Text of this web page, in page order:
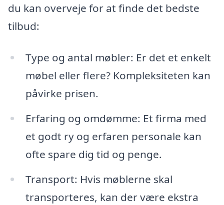
du kan overveje for at finde det bedste
tilbud:
Type og antal møbler: Er det et enkelt
møbel eller flere? Kompleksiteten kan
påvirke prisen.
Erfaring og omdømme: Et firma med
et godt ry og erfaren personale kan
ofte spare dig tid og penge.
Transport: Hvis møblerne skal
transporteres, kan der være ekstra